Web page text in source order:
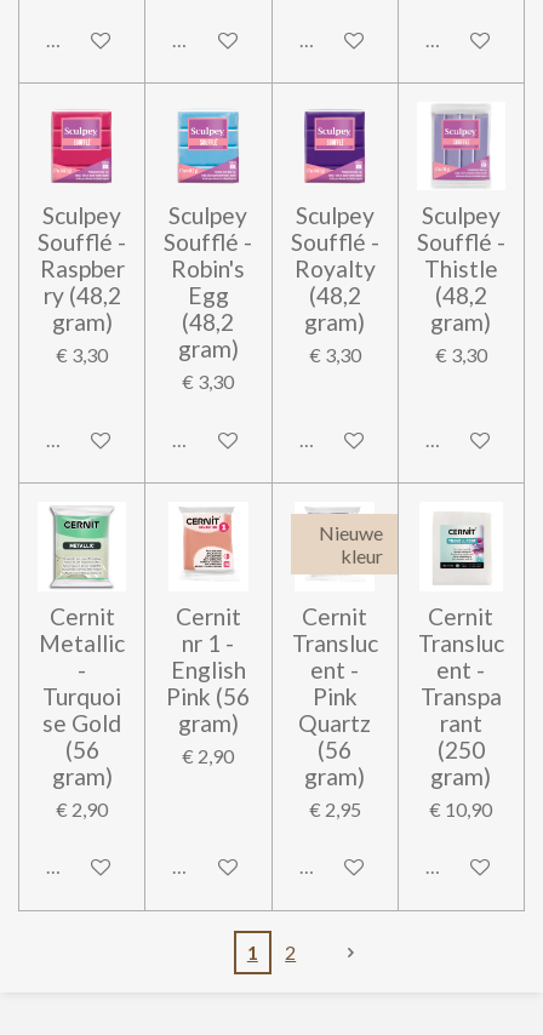
In winkelwagen In winkelwagen In winkelwagen In
Sculpey
Soufflé -
Raspber
ry (48,2
gram)
€ 3,30
In winkelwagen
Sculpey
Soufflé -
Robin's
Egg
(48,2
gram)
€ 3,30
In winkelwagen
Sculpey
Soufflé -
Royalty
(48,2
gram)
€ 3,30
In winkelwagen
Sculpey
Soufflé -
Thistle
(48,2
gram)
€ 3,30
In
Cernit
Metallic
-
Turquoi
se Gold
(56
gram)
€ 2,90
In winkelwagen
Cernit
nr 1 -
English
Pink (56
gram)
€ 2,90
In winkelwagen
Nieuwe
kleur
Cernit
Transluc
ent -
Pink
Quartz
(56
gram)
€ 2,95
In winkelwagen
Cernit
Transluc
ent -
Transpa
rant
(250
gram)
€ 10,90
In
1 2